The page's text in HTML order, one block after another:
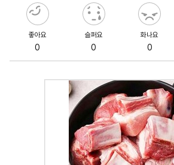
좋아요
0
슬퍼요
0
화나요
0